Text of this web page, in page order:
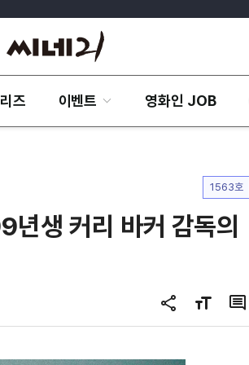
즈 이벤트 영화인 JOB
1563호
생 커리 바커 감독의
공
유
글
자
댓
글